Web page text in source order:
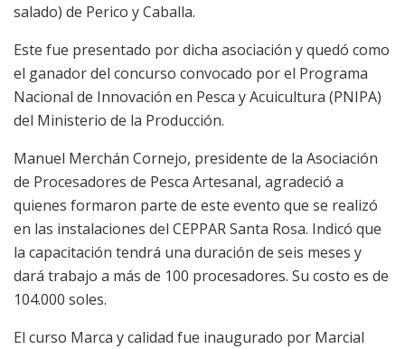
salado) de Perico y Caballa.
Este fue presentado por dicha asociación y quedó como
el ganador del concurso convocado por el Programa
Nacional de Innovación en Pesca y Acuicultura (PNIPA)
del Ministerio de la Producción.
Manuel Merchán Cornejo, presidente de la Asociación
de Procesadores de Pesca Artesanal, agradeció a
quienes formaron parte de este evento que se realizó
en las instalaciones del CEPPAR Santa Rosa. Indicó que
la capacitación tendrá una duración de seis meses y
dará trabajo a más de 100 procesadores. Su costo es de
104.000 soles.
El curso Marca y calidad fue inaugurado por Marcial